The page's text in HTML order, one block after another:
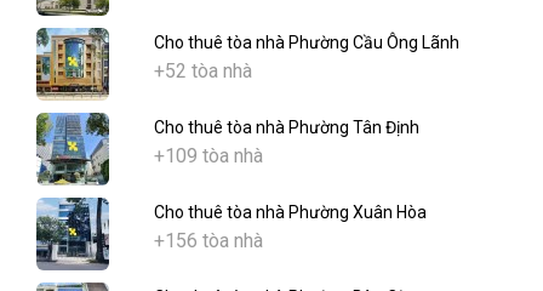
Cho thuê tòa nhà Phường Cầu Ông Lãnh
+52 tòa nhà
Cho thuê tòa nhà Phường Tân Định
+109 tòa nhà
Cho thuê tòa nhà Phường Xuân Hòa
+156 tòa nhà